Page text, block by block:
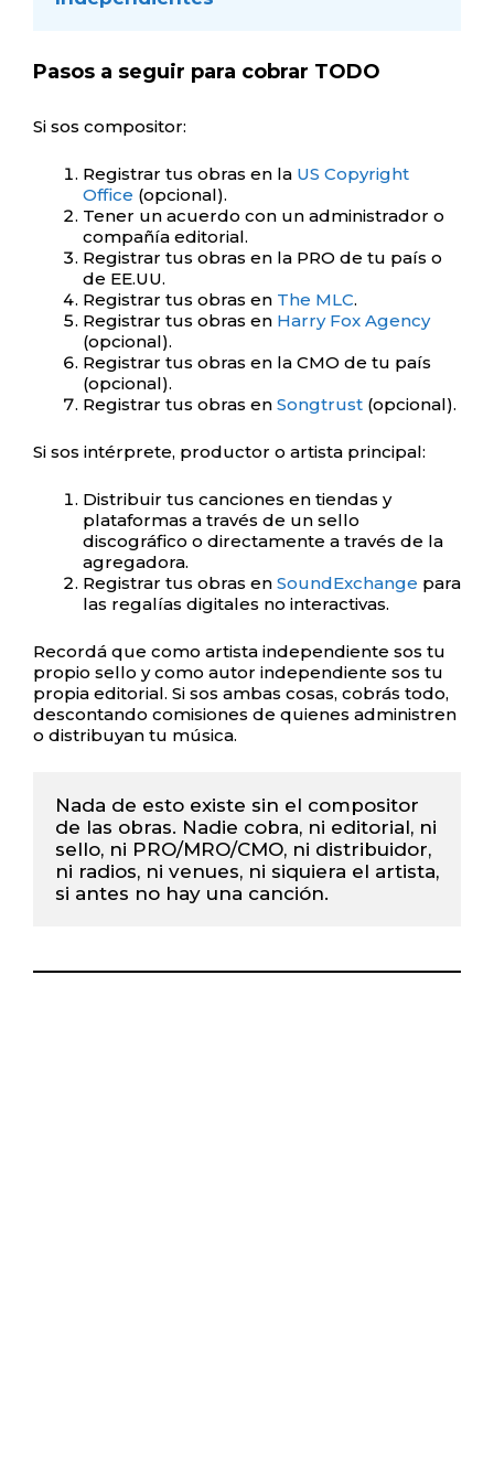
Pasos a seguir para cobrar TODO
Si sos compositor:
Registrar tus obras en la US Copyright
Office (opcional).
Tener un acuerdo con un administrador o
compañía editorial.
Registrar tus obras en la PRO de tu país o
de EE.UU.
Registrar tus obras en The MLC.
Registrar tus obras en Harry Fox Agency
(opcional).
Registrar tus obras en la CMO de tu país
(opcional).
Registrar tus obras en Songtrust (opcional).
Si sos intérprete, productor o artista principal:
Distribuir tus canciones en tiendas y
plataformas a través de un sello
discográfico o directamente a través de la
agregadora.
Registrar tus obras en SoundExchange para
las regalías digitales no interactivas.
Recordá que como artista independiente sos tu
propio sello y como autor independiente sos tu
propia editorial. Si sos ambas cosas, cobrás todo,
descontando comisiones de quienes administren
o distribuyan tu música.
Nada de esto existe sin el compositor
de las obras. Nadie cobra, ni editorial, ni
sello, ni PRO/MRO/CMO, ni distribuidor,
ni radios, ni venues, ni siquiera el artista,
si antes no hay una canción.